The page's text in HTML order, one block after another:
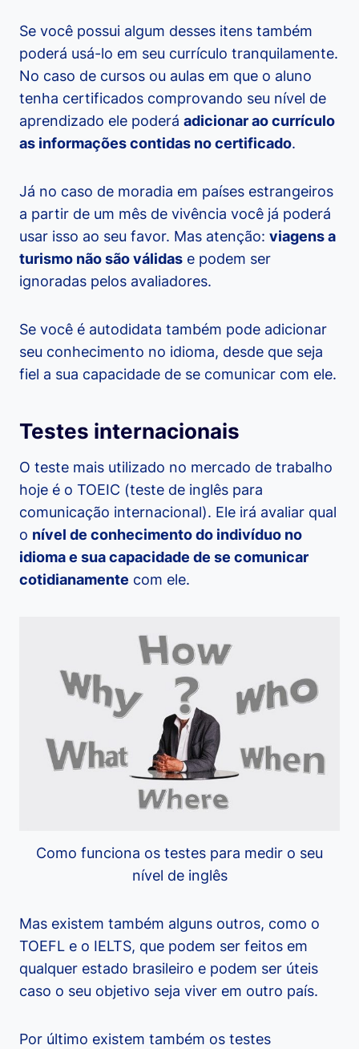
Se você possui algum desses itens também
poderá usá-lo em seu currículo tranquilamente.
No caso de cursos ou aulas em que o aluno
tenha certificados comprovando seu nível de
aprendizado ele poderá adicionar ao currículo
as informações contidas no certificado.
Já no caso de moradia em países estrangeiros
a partir de um mês de vivência você já poderá
usar isso ao seu favor. Mas atenção: viagens a
turismo não são válidas e podem ser
ignoradas pelos avaliadores.
Se você é autodidata também pode adicionar
seu conhecimento no idioma, desde que seja
fiel a sua capacidade de se comunicar com ele.
Testes internacionais
O teste mais utilizado no mercado de trabalho
hoje é o TOEIC (teste de inglês para
comunicação internacional). Ele irá avaliar qual
o nível de conhecimento do indivíduo no
idioma e sua capacidade de se comunicar
cotidianamente com ele.
Como funciona os testes para medir o seu
nível de inglês
Mas existem também alguns outros, como o
TOEFL e o IELTS, que podem ser feitos em
qualquer estado brasileiro e podem ser úteis
caso o seu objetivo seja viver em outro país.
Por último existem também os testes